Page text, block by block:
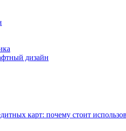
дизайн
карт: почему стоит